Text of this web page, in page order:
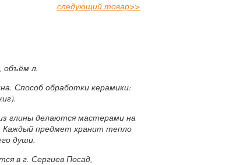
следующий товар>>
л.
Способ обработки керамики:
глины делаются мастерами на
Каждый предмет хранит тепло
души.
в г. Сергиев Посад,